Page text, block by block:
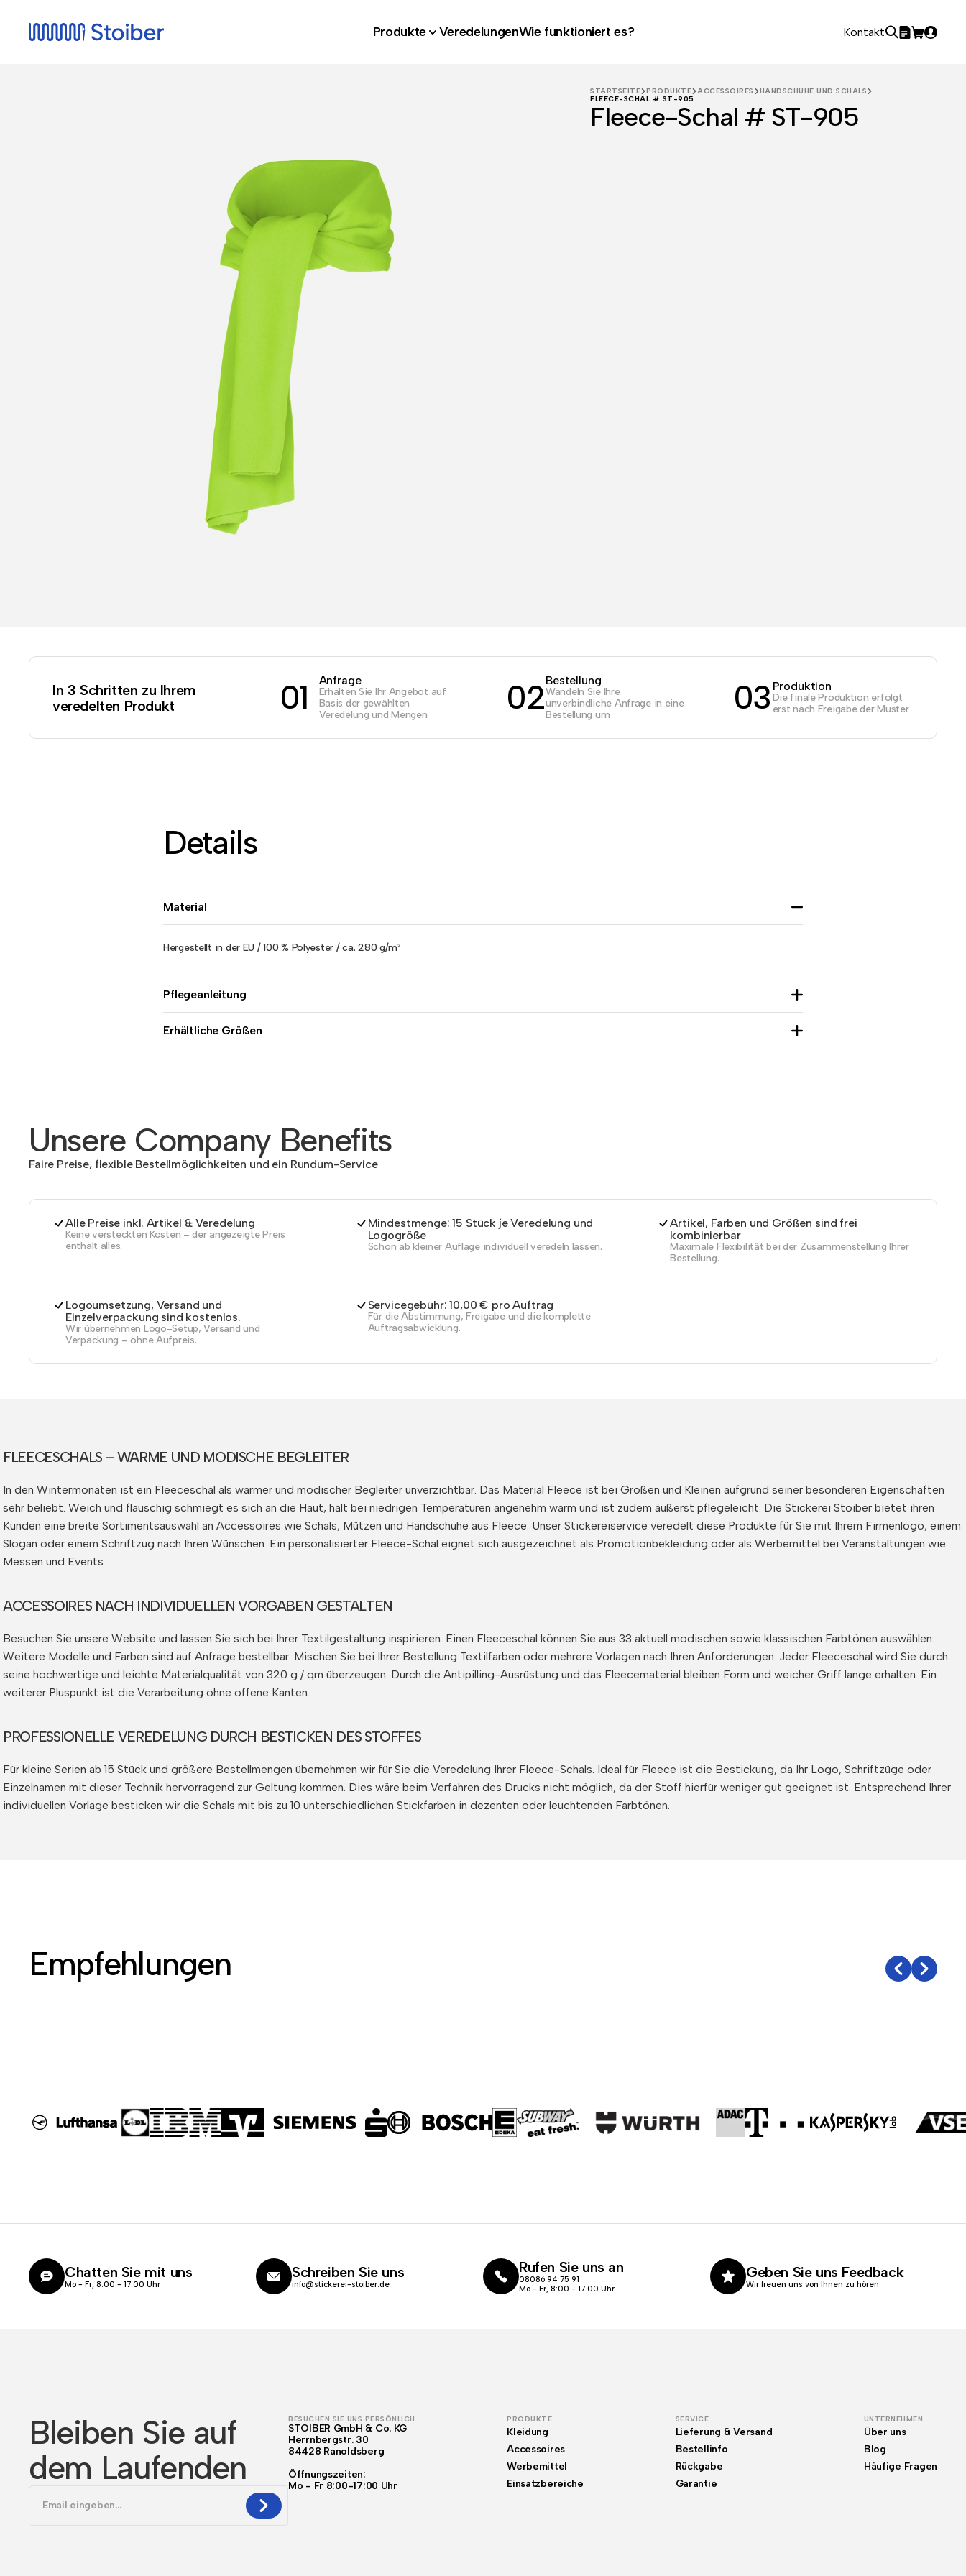
Produkte VeredelungenWie funktioniert es? Kontakt
STARTSEITE PRODUKTE ACCESSOIRES
HANDSCHUHE UND SCHALS
FLEECE-SCHAL # ST-905
Fleece-Schal # ST-905
In 3 Schritten zu Ihrem
veredelten Produkt
01 Anfrage
Erhalten Sie Ihr Angebot auf
Basis der gewählten
Veredelung und Mengen
02Bestellung
Wandeln Sie Ihre
unverbindliche Anfrage in eine
Bestellung um
03 Produktion
Die finale Produktion erfolgt
erst nach Freigabe der Muster
Details
Material
Hergestellt in der EU / 100 % Polyester / ca. 280 g/m²
Pflegeanleitung
Erhältliche Größen
Unsere Company Benefits
Faire Preise, flexible Bestellmöglichkeiten und ein Rundum-Service
Alle Preise inkl. Artikel & Veredelung
Keine versteckten Kosten – der angezeigte Preis
enthält alles.
Mindestmenge: 15 Stück je Veredelung und
Logogröße
Schon ab kleiner Auflage individuell veredeln lassen.
Artikel, Farben und Größen sind frei
kombinierbar
Maximale Flexibilität bei der Zusammenstellung Ihrer
Bestellung.
Logoumsetzung, Versand und
Einzelverpackung sind kostenlos.
Wir übernehmen Logo-Setup, Versand und
Verpackung – ohne Aufpreis.
Servicegebühr: 10,00 € pro Auftrag
Für die Abstimmung, Freigabe und die komplette
Auftragsabwicklung.
FLEECESCHALS – WARME UND MODISCHE BEGLEITER
In den Wintermonaten ist ein Fleeceschal als warmer und modischer Begleiter unverzichtbar. Das Material Fleece ist bei Großen und Kleinen aufgrund seiner besonderen Eigenschaften
sehr beliebt. Weich und flauschig schmiegt es sich an die Haut, hält bei niedrigen Temperaturen angenehm warm und ist zudem äußerst pflegeleicht. Die Stickerei Stoiber bietet ihren
Kunden eine breite Sortimentsauswahl an Accessoires wie Schals, Mützen und Handschuhe aus Fleece. Unser Stickereiservice veredelt diese Produkte für Sie mit Ihrem Firmenlogo, einem
Slogan oder einem Schriftzug nach Ihren Wünschen. Ein personalisierter Fleece-Schal eignet sich ausgezeichnet als Promotionbekleidung oder als Werbemittel bei Veranstaltungen wie
Messen und Events.
ACCESSOIRES NACH INDIVIDUELLEN VORGABEN GESTALTEN
Besuchen Sie unsere Website und lassen Sie sich bei Ihrer Textilgestaltung inspirieren. Einen Fleeceschal können Sie aus 33 aktuell modischen sowie klassischen Farbtönen auswählen.
Weitere Modelle und Farben sind auf Anfrage bestellbar. Mischen Sie bei Ihrer Bestellung Textilfarben oder mehrere Vorlagen nach Ihren Anforderungen. Jeder Fleeceschal wird Sie durch
seine hochwertige und leichte Materialqualität von 320 g / qm überzeugen. Durch die Antipilling-Ausrüstung und das Fleecematerial bleiben Form und weicher Griff lange erhalten. Ein
weiterer Pluspunkt ist die Verarbeitung ohne offene Kanten.
PROFESSIONELLE VEREDELUNG DURCH BESTICKEN DES STOFFES
Für kleine Serien ab 15 Stück und größere Bestellmengen übernehmen wir für Sie die Veredelung Ihrer Fleece-Schals. Ideal für Fleece ist die Bestickung, da Ihr Logo, Schriftzüge oder
Einzelnamen mit dieser Technik hervorragend zur Geltung kommen. Dies wäre beim Verfahren des Drucks nicht möglich, da der Stoff hierfür weniger gut geeignet ist. Entsprechend Ihrer
individuellen Vorlage besticken wir die Schals mit bis zu 10 unterschiedlichen Stickfarben in dezenten oder leuchtenden Farbtönen.
Empfehlungen
Chatten Sie mit uns
Mo - Fr, 8:00 - 17:00 Uhr
Schreiben Sie uns
info@stickerei-stoiber.de
Rufen Sie uns an
08086 94 75 91
Mo - Fr, 8:00 - 17.00 Uhr
Geben Sie uns Feedback
Wir freuen uns von Ihnen zu hören
Bleiben Sie auf
dem Laufenden
BESUCHEN SIE UNS PERSÖNLICH
STOIBER GmbH & Co. KG
Herrnbergstr. 30
84428 Ranoldsberg
Öffnungszeiten:
Mo - Fr 8:00-17:00 Uhr
PRODUKTE
Kleidung
Accessoires
Werbemittel
Einsatzbereiche
SERVICE
Lieferung & Versand
Bestellinfo
Rückgabe
Garantie
UNTERNEHMEN
Über uns
Blog
Häufige Fragen